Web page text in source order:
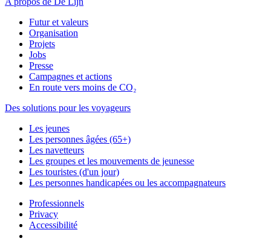
Futur et valeurs
Organisation
Projets
Jobs
Presse
Campagnes et actions
En route vers moins de CO₂
Des solutions pour les voyageurs
Les jeunes
Les personnes âgées (65+)
Les navetteurs
Les groupes et les mouvements de jeunesse
Les touristes (d'un jour)
Les personnes handicapées ou les accompagnateurs
Professionnels
Privacy
Accessibilité